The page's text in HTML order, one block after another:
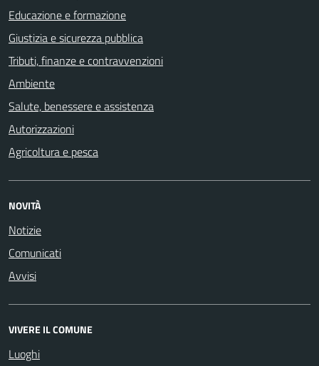
Educazione e formazione
Giustizia e sicurezza pubblica
Tributi, finanze e contravvenzioni
Ambiente
Salute, benessere e assistenza
Autorizzazioni
Agricoltura e pesca
NOVITÀ
Notizie
Comunicati
Avvisi
VIVERE IL COMUNE
Luoghi